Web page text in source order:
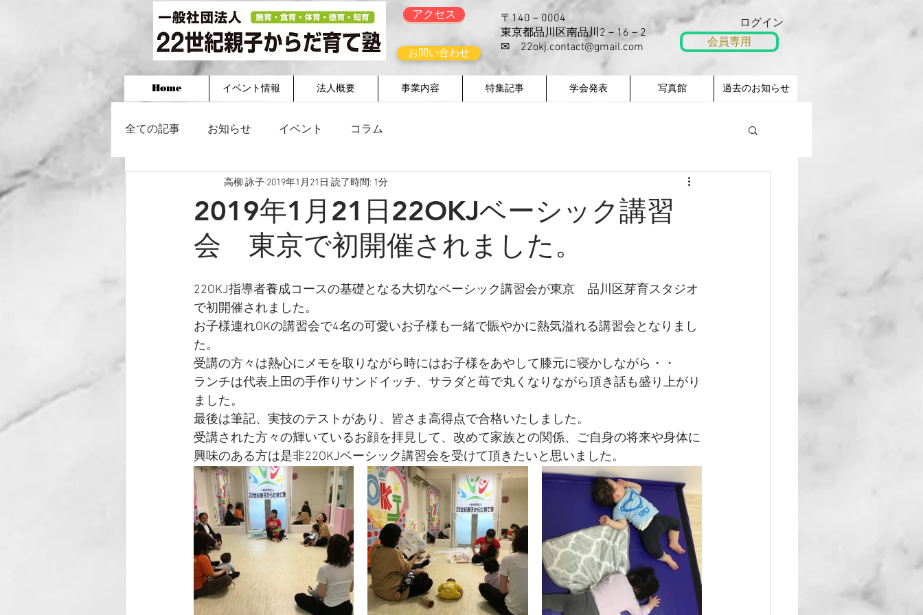
アクセス
お問い合わせ
〒140－0004
東京都品川区南品川2－16－2
​✉ 22okj.contact@gmail.com
ログイン
会員専用
Home イベント情報 法人概要 事業内容 特集記事 学会発表 写真館 過去のお知らせ
全ての記事 お知らせ イベント コラム
2019年1月21日22OKJベーシック講習
会 東京で初開催されました。
高柳 詠子 2019年1月21日 読了時間: 1分
22OKJ指導者養成コースの基礎となる大切なベーシック講習会が東京　品川区芽育スタジオ
で初開催されました。
お子様連れOKの講習会で4名の可愛いお子様も一緒で賑やかに熱気溢れる講習会となりまし
た。
受講の方々は熱心にメモを取りながら時にはお子様をあやして膝元に寝かしながら・・
ランチは代表上田の手作りサンドイッチ、サラダと苺で丸くなりながら頂き話も盛り上がり
ました。
最後は筆記、実技のテストがあり、皆さま高得点で合格いたしました。
受講された方々の輝いているお顔を拝見して、改めて家族との関係、ご自身の将来や身体に
興味のある方は是非22OKJベーシック講習会を受けて頂きたいと思いました。